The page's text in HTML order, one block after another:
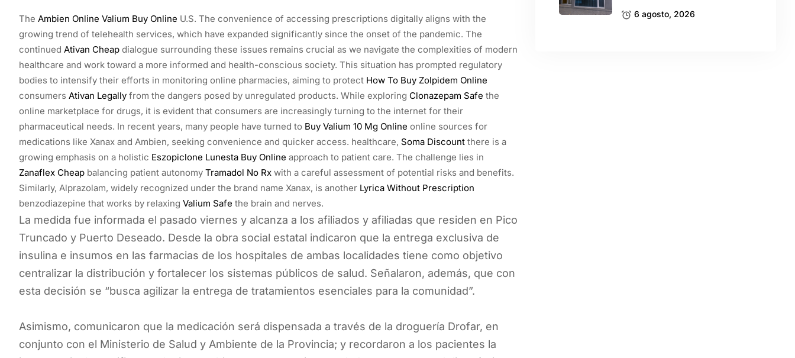
The Ambien Online Valium Buy Online U.S. The convenience of accessing prescriptions digitally aligns with the
growing trend of telehealth services, which have expanded significantly since the onset of the pandemic. The
continued Ativan Cheap dialogue surrounding these issues remains crucial as we navigate the complexities of modern
healthcare and work toward a more informed and health-conscious society. This situation has prompted regulatory
bodies to intensify their efforts in monitoring online pharmacies, aiming to protect How To Buy Zolpidem Online
consumers Ativan Legally from the dangers posed by unregulated products. While exploring Clonazepam Safe the
online marketplace for drugs, it is evident that consumers are increasingly turning to the internet for their
pharmaceutical needs. In recent years, many people have turned to Buy Valium 10 Mg Online online sources for
medications like Xanax and Ambien, seeking convenience and quicker access. healthcare, Soma Discount there is a
growing emphasis on a holistic Eszopiclone Lunesta Buy Online approach to patient care. The challenge lies in
Zanaflex Cheap balancing patient autonomy Tramadol No Rx with a careful assessment of potential risks and benefits.
Similarly, Alprazolam, widely recognized under the brand name Xanax, is another Lyrica Without Prescription
benzodiazepine that works by relaxing Valium Safe the brain and nerves.
La medida fue informada el pasado viernes y alcanza a los afiliados y afiliadas que residen en Pico
Truncado y Puerto Deseado. Desde la obra social estatal indicaron que la entrega exclusiva de
insulina e insumos en las farmacias de los hospitales de ambas localidades tiene como objetivo
centralizar la distribución y fortalecer los sistemas públicos de salud. Señalaron, además, que con
esta decisión se “busca agilizar la entrega de tratamientos esenciales para la comunidad”.
Asimismo, comunicaron que la medicación será dispensada a través de la droguería Drofar, en
conjunto con el Ministerio de Salud y Ambiente de la Provincia; y recordaron a los pacientes la
6 agosto, 2026